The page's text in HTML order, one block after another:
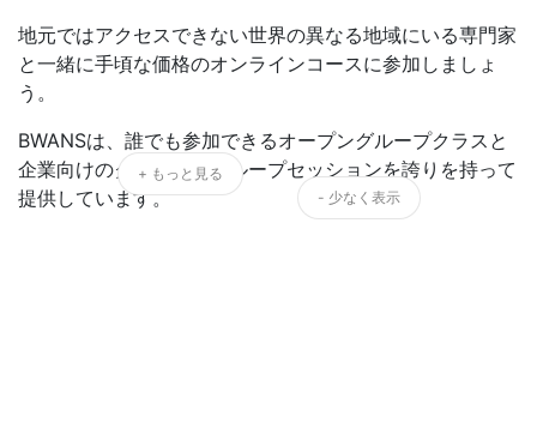
地元ではアクセスできない世界の異なる地域にいる専門家
と一緒に手頃な価格のオンラインコースに参加しましょ
う。
BWANSは、誰でも参加できるオープングループクラスと
企業向けのクローズドグループセッションを誇りを持って
提供しています。
+ もっと見る
- 少なく表示